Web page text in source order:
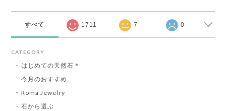
すべて 1711 7 0
CATEGORY
はじめての天然石＊
今月のおすすめ
Roma Jewelry
石から選ぶ